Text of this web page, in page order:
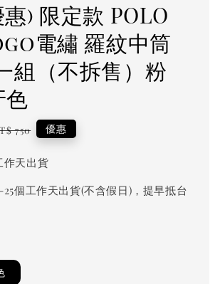
) 限定款 POLO
電繡 羅紋中筒
組（不拆售）粉
色
750 優惠
作天出貨
個工作天出貨(不含假日)，提早抵台